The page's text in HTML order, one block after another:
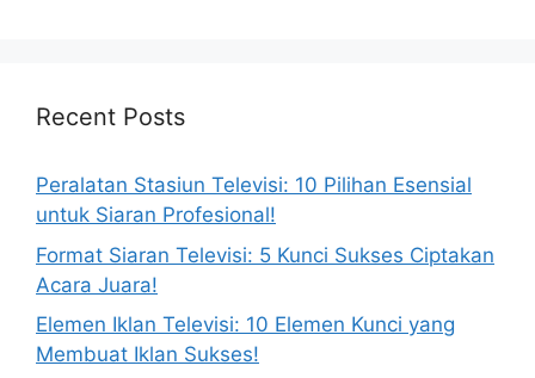
Recent Posts
Peralatan Stasiun Televisi: 10 Pilihan Esensial
untuk Siaran Profesional!
Format Siaran Televisi: 5 Kunci Sukses Ciptakan
Acara Juara!
Elemen Iklan Televisi: 10 Elemen Kunci yang
Membuat Iklan Sukses!